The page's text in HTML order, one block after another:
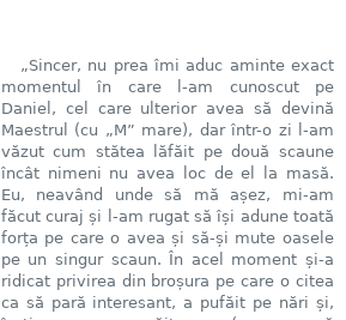
„Sincer, nu prea îmi aduc aminte exact
momentul în care l-am cunoscut pe
Daniel, cel care ulterior avea să devină
Maestrul (cu „M” mare), dar într-o zi l-am
văzut cum stătea lăfăit pe două scaune
încât nimeni nu avea loc de el la masă.
Eu, neavând unde să mă așez, mi-am
făcut curaj și l-am rugat să își adune toată
forța pe care o avea și să-și mute oasele
pe un singur scaun. În acel moment și-a
ridicat privirea din broșura pe care o citea
ca să pară interesant, a pufăit pe nări și,